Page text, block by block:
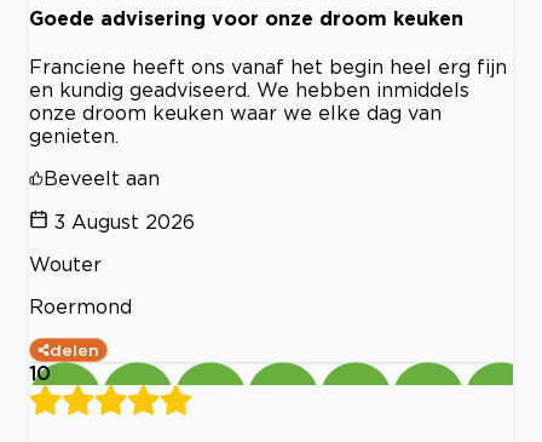
Goede advisering voor onze droom keuken
Franciene heeft ons vanaf het begin heel erg fijn
en kundig geadviseerd. We hebben inmiddels
onze droom keuken waar we elke dag van
genieten.
Beveelt aan
3 August 2026
Wouter
Roermond
delen
10